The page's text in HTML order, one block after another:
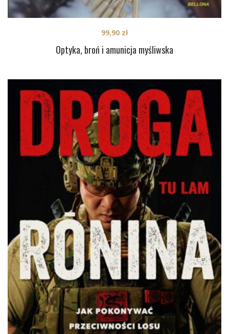
Optyka, broń i amunicja myśliwska
99,90 zł